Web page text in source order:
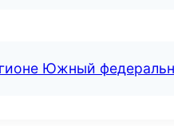
Южный